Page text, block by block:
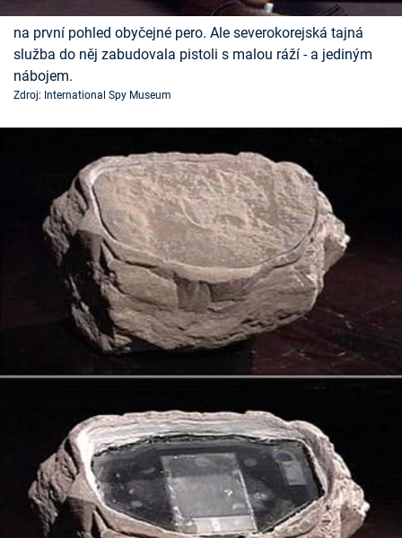
Časopis
Sledujte prima+
Sledujte nás
na první pohled obyčejné pero. Ale severokorejská tajná
služba do něj zabudovala pistoli s malou ráží - a jediným
nábojem.
Zdroj: International Spy Museum